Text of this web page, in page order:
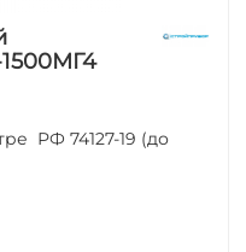
РФ 74127-19 (до